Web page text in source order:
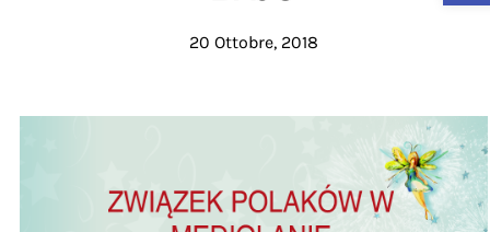
20 Ottobre, 2018